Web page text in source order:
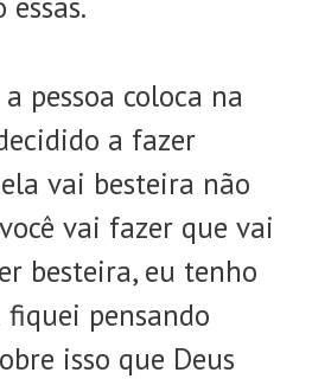
pessoa coloca na
a fazer
vai besteira não
vai fazer que vai
besteira, eu tenho
pensando
isso que Deus